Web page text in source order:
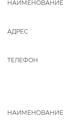
НАИМЕНОВАНИЕ
АДРЕС
ТЕЛЕФОН
НАИМЕНОВАНИЕ